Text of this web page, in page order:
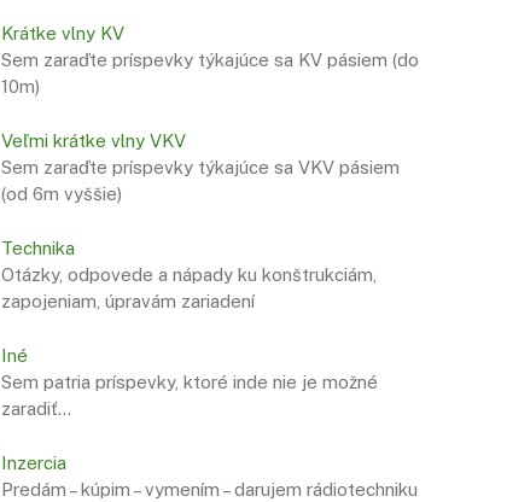
Krátke vlny KV
Sem zaraďte príspevky týkajúce sa KV pásiem (do
10m)
Veľmi krátke vlny VKV
Sem zaraďte príspevky týkajúce sa VKV pásiem
(od 6m vyššie)
Technika
Otázky, odpovede a nápady ku konštrukciám,
zapojeniam, úpravám zariadení
Iné
Sem patria príspevky, ktoré inde nie je možné
zaradiť…
Inzercia
Predám – kúpim – vymením – darujem rádiotechniku